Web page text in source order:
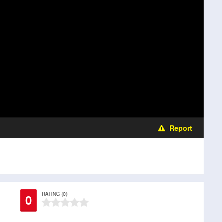
Report
0 RATING (0)